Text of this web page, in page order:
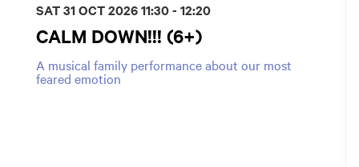
CALM DOWN!!! (6+)
A musical family performance about our most
feared emotion
SAT 31 OCT 202611:30 - 12:20